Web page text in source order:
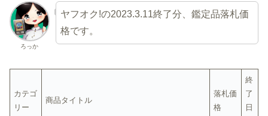
ろっか
ヤフオク!の2023.3.11終了分、鑑定品落札価
格です。
カテゴ
リー
商品タイトル
落札価
格
終
了
日